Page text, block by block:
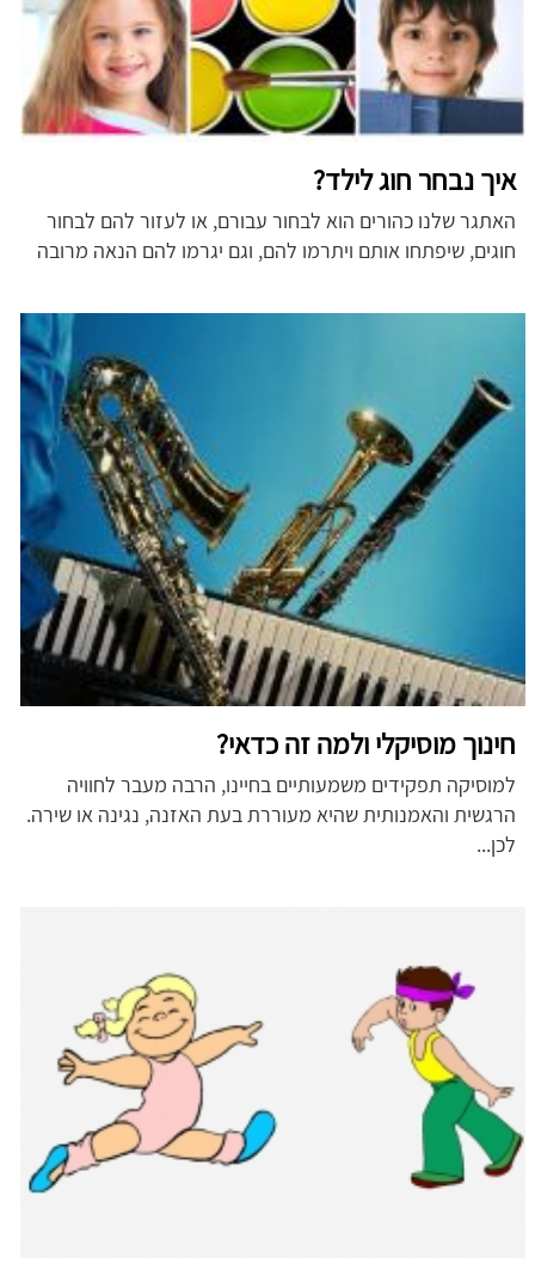
איך נבחר חוג לילד?
האתגר שלנו כהורים הוא לבחור עבורם, או לעזור להם לבחור
חוגים, שיפתחו אותם ויתרמו להם, וגם יגרמו להם הנאה מרובה
חינוך מוסיקלי ולמה זה כדאי?
למוסיקה תפקידים משמעותיים בחיינו, הרבה מעבר לחוויה
הרגשית והאמנותית שהיא מעוררת בעת האזנה, נגינה או שירה.
לכן...